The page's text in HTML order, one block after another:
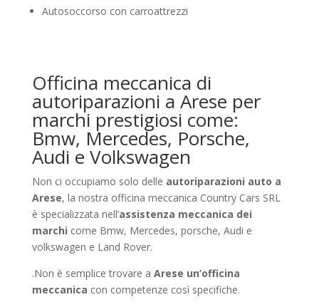
Autosoccorso con carroattrezzi
Officina meccanica di
autoriparazioni a Arese per
marchi prestigiosi come:
Bmw, Mercedes, Porsche,
Audi e Volkswagen
Non ci occupiamo solo delle autoriparazioni auto a
Arese, la nostra officina meccanica Country Cars SRL
è specializzata nell’assistenza meccanica dei
marchi come Bmw, Mercedes, porsche, Audi e
volkswagen e Land Rover.
.Non è semplice trovare a Arese un’officina
meccanica con competenze così specifiche.